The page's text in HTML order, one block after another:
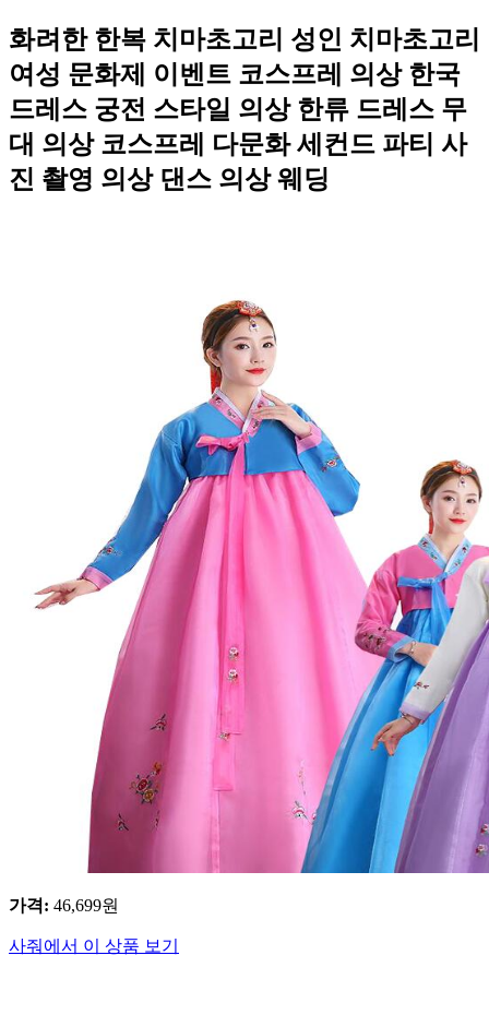
화려한 한복 치마초고리 성인 치마초고리
여성 문화제 이벤트 코스프레 의상 한국
드레스 궁전 스타일 의상 한류 드레스 무
대 의상 코스프레 다문화 세컨드 파티 사
진 촬영 의상 댄스 의상 웨딩
가격: 46,699원
사줘에서 이 상품 보기